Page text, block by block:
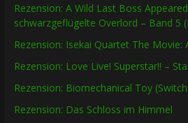
Rezension: A Wild Last Boss
schwarzgeflügelte Overlord – Band 5
Rezension: Isekai Quartet The Movie:
Rezension: Love Live! Superstar!! –
Rezension: Biomechanical Toy
Rezension: Das Schloss im Himmel